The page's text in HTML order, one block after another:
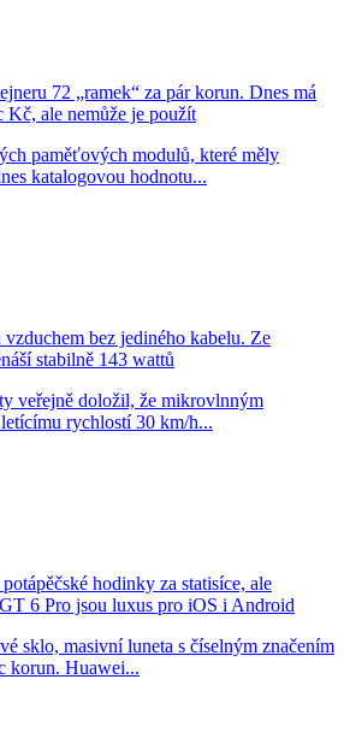
72 „ramek“ za pár korun. Dnes má
Kč, ale nemůže je použít
paměťových modulů, které měly
katalogovou hodnotu...
bez jediného kabelu. Ze
stabilně 143 wattů
veřejně doložil, že mikrovlnným
rychlostí 30 km/h...
hodinky za statisíce, ale
6 Pro jsou luxus pro iOS i Android
sklo, masivní luneta s číselným značením
korun. Huawei...